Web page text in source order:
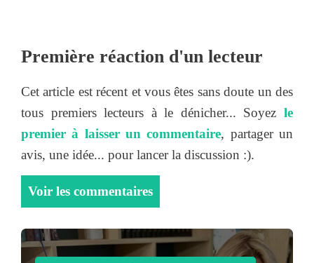
Première réaction d'un lecteur
Cet article est récent et vous êtes sans doute un des
tous premiers lecteurs à le dénicher... Soyez le
premier à laisser un commentaire, partager un
avis, une idée... pour lancer la discussion :).
Voir les commentaires